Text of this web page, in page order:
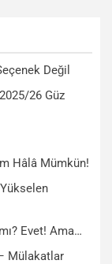
Değil
26 Güz
Hâlâ Mümkün!
Evet! Ama…
Mülakatlar